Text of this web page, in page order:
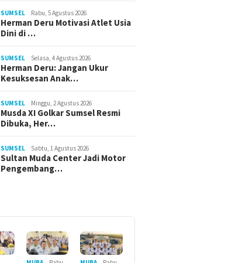
SUMSEL Rabu, 5 Agustus 2026
Herman Deru Motivasi Atlet Usia
Dini di …
SUMSEL Selasa, 4 Agustus 2026
Herman Deru: Jangan Ukur
Kesuksesan Anak…
SUMSEL Minggu, 2 Agustus 2026
Musda XI Golkar Sumsel Resmi
Dibuka, Her…
SUMSEL Sabtu, 1 Agustus 2026
Sultan Muda Center Jadi Motor
Pengembang…